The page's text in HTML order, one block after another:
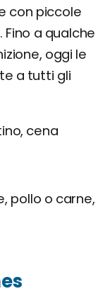
con piccole
a qualche
oggi le
a tutti gli
cena
pollo o carne,